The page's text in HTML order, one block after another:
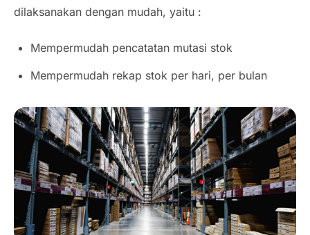
dilaksanakan dengan mudah, yaitu :
Mempermudah pencatatan mutasi stok
Mempermudah rekap stok per hari, per bulan